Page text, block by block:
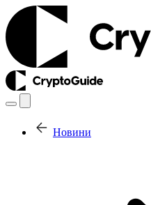
Новини